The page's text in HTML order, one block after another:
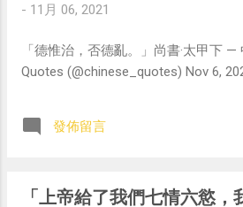
- 11月 06, 2021
「德惟治，否德亂。」尚書·太甲下
Quotes (@chinese_quotes) Nov 6,
發佈留言
「上帝給了我們七情六慾，